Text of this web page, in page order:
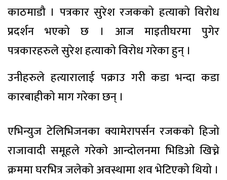
काठमाडौ । पत्रकार सुरेश रजकको हत्याको विरोध
प्रदर्शन भएको छ । आज माइतीघरमा पुगेर
पत्रकारहरुले सुरेश हत्याको विरोध गरेका हुन् ।
उनीहरुले हत्यारालाई पक्राउ गरी कडा भन्दा कडा
कारबाहीको माग गरेका छन् ।
एभिन्युज टेलिभिजनका क्यामेरापर्सन रजकको हिजो
राजावादी समूहले गरेको आन्दोलनमा भिडिओ खिच्ने
क्रममा घरभित्र जलेको अवस्थामा शव भेटिएको थियो ।